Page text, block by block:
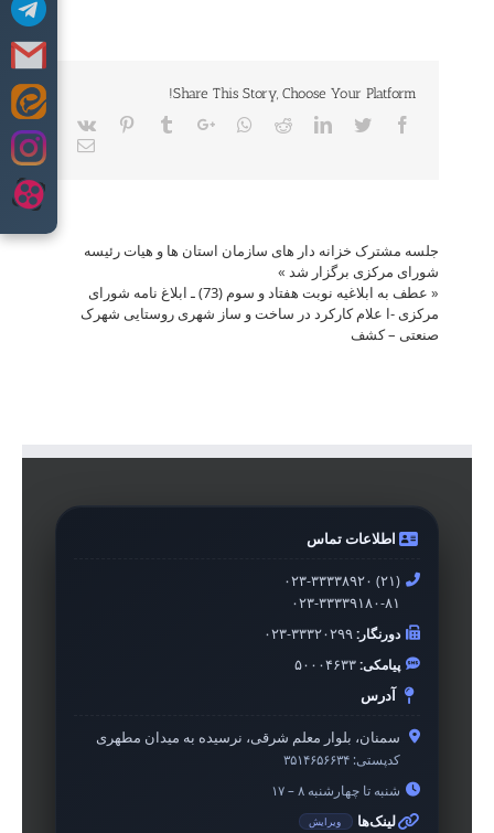
to
Share This Story, Choose Your Platform!
Facebook
Twitter
LinkedIn
Reddit
Whatsapp
Google+
Tumblr
Pinterest
Vk
Email
جلسه مشترک خزانه دار های سازمان استان ها و هیات رئیسه
شورای مرکزی برگزار شد »
«
عطف به ابلاغیه نوبت هفتاد و سوم (73) ـ ابلاغ نامه شورای
مرکزی -ا علام کارکرد در ساخت و ساز شهری روستایی شهرک
صنعتی – کشف
اطلاعات تماس
۰۲۳-۳۳۳۳۸۹۲۰ (۲۱)
۰۲۳-۳۳۳۳۹۱۸۰-۸۱
دورنگار:۰۲۳-۳۳۳۲۰۲۹۹
پیامکی:۵۰۰۰۴۶۳۳
آدرس
سمنان، بلوار معلم شرقی، نرسیده به میدان مطهری
کدپستی: ۳۵۱۴۶۵۶۶۳۴
شنبه تا چهارشنبه ۸ – ۱۷
لینک‌ها ویرایش